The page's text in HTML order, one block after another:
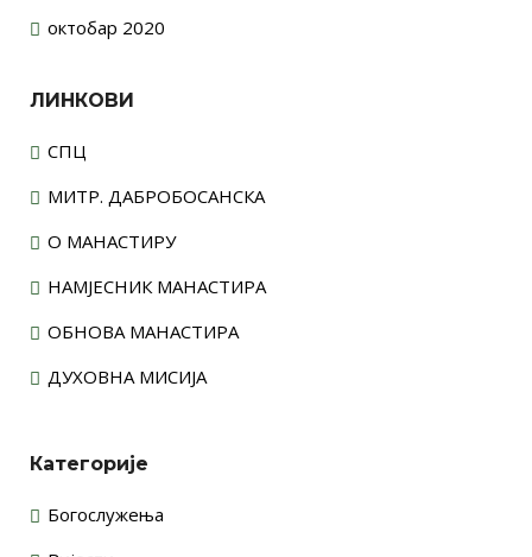
октобар 2020
ЛИНКОВИ
СПЦ
МИТР. ДАБРОБОСАНСКА
О МАНАСТИРУ
НАМЈЕСНИК МАНАСТИРА
ОБНОВА МАНАСТИРА
ДУХОВНА МИСИЈА
Категорије
Богослужења